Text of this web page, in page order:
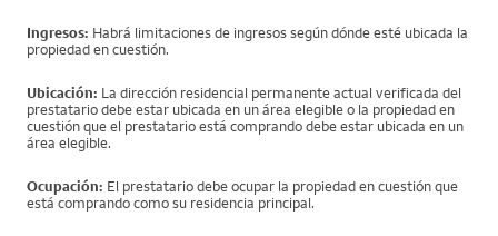
Ingresos: Habrá limitaciones de ingresos según dónde esté ubicada la
propiedad en cuestión.
Ubicación: La dirección residencial permanente actual verificada del
prestatario debe estar ubicada en un área elegible o la propiedad en
cuestión que el prestatario está comprando debe estar ubicada en un
área elegible.
Ocupación: El prestatario debe ocupar la propiedad en cuestión que
está comprando como su residencia principal.